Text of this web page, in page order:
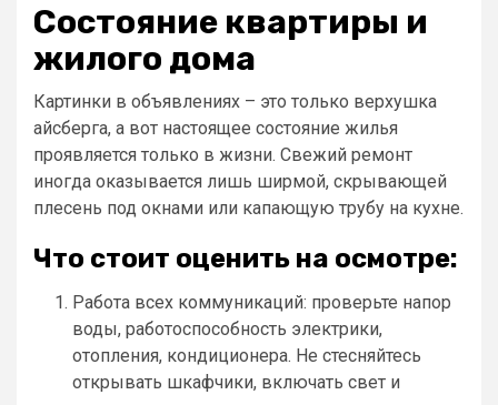
Состояние квартиры и
жилого дома
Картинки в объявлениях – это только верхушка
айсберга, а вот настоящее состояние жилья
проявляется только в жизни. Свежий ремонт
иногда оказывается лишь ширмой, скрывающей
плесень под окнами или капающую трубу на кухне.
Что стоит оценить на осмотре:
Работа всех коммуникаций: проверьте напор
воды, работоспособность электрики,
отопления, кондиционера. Не стесняйтесь
открывать шкафчики, включать свет и